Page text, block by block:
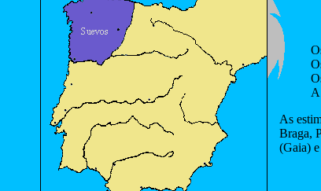
A
As
Braga,
(Gaia)